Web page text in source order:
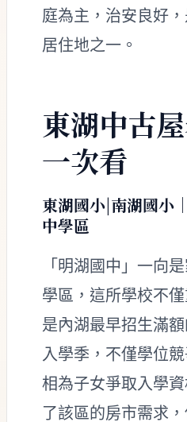
庭為主，治安良好
居住地之一。
東湖中古
一次看
東湖國小|南湖國小
中學區
「明湖國中」一向
學區，這所學校不
是內湖最早招生滿
入學季，不僅學位
相為子女爭取入學
了該區的房市需求